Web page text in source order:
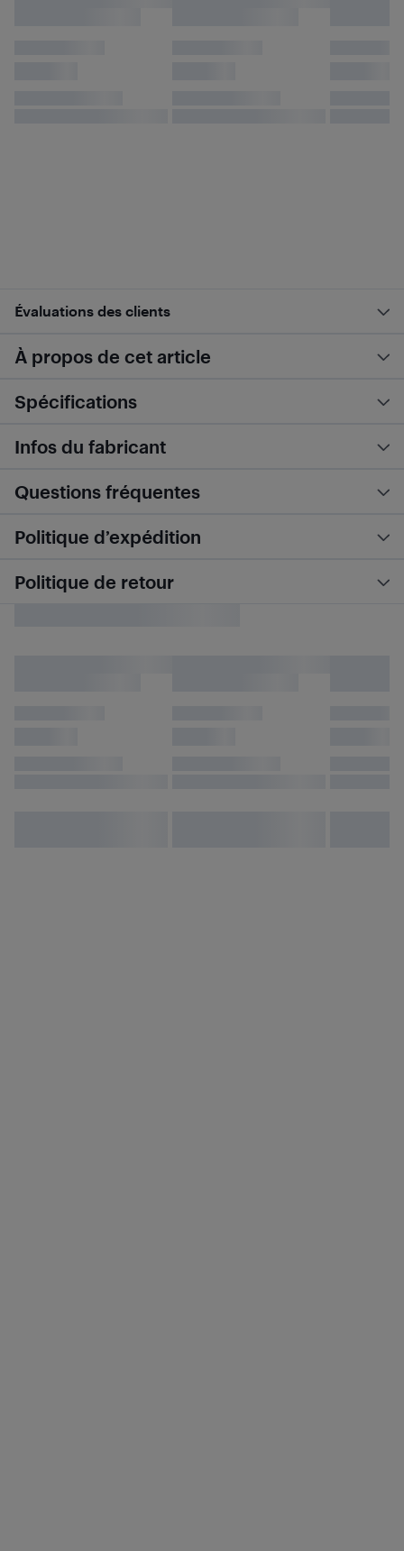
Évaluations des clients
À propos de cet article
Spécifications
Infos du fabricant
Questions fréquentes
Politique d’expédition
Politique de retour